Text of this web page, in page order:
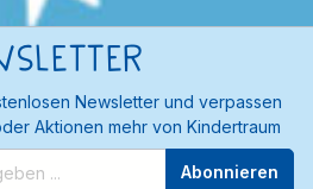
Newsletter und verpassen
Aktionen mehr von Kindertraum
Abonnieren